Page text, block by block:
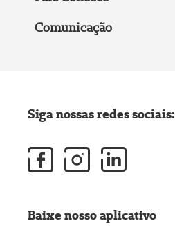
Comunicação
Siga nossas redes sociais:
Baixe nosso aplicativo